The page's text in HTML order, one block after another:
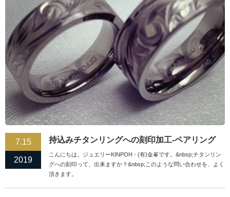
7.15
2019
持込みチタンリングへの刻印加工-ペアリング
こんにちは。ジュエリーKINPOH - (有)金峯です。&nbsp;チタンリン
グへの刻印って、出来ますか？&nbsp;このような問い合わせを、よく
頂きます。